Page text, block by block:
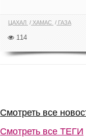
ЦАХАЛ ХАМАС ГАЗА
114
Смотреть все
Смотреть все ТЕГИ